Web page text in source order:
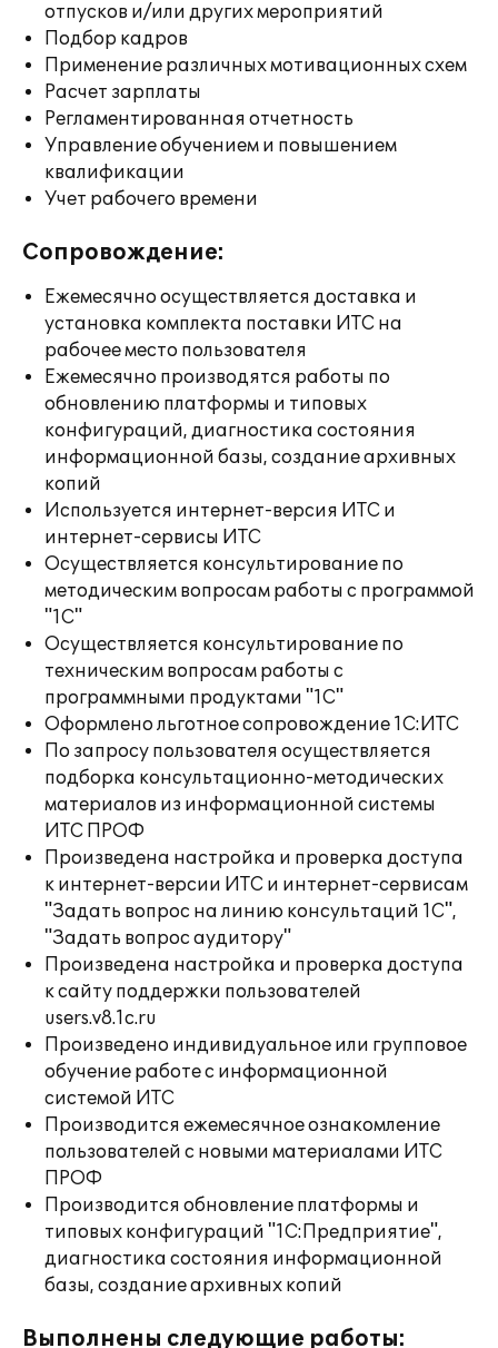
отпусков и/или других мероприятий
Подбор кадров
Применение различных мотивационных схем
Расчет зарплаты
Регламентированная отчетность
Управление обучением и повышением
квалификации
Учет рабочего времени
Сопровождение:
Ежемесячно осуществляется доставка и
установка комплекта поставки ИТС на
рабочее место пользователя
Ежемесячно производятся работы по
обновлению платформы и типовых
конфигураций, диагностика состояния
информационной базы, создание архивных
копий
Используется интернет-версия ИТС и
интернет-сервисы ИТС
Осуществляется консультирование по
методическим вопросам работы с программой
"1С"
Осуществляется консультирование по
техническим вопросам работы с
программными продуктами "1С"
Оформлено льготное сопровождение 1С:ИТС
По запросу пользователя осуществляется
подборка консультационно-методических
материалов из информационной системы
ИТС ПРОФ
Произведена настройка и проверка доступа
к интернет-версии ИТС и интернет-сервисам
"Задать вопрос на линию консультаций 1С",
"Задать вопрос аудитору"
Произведена настройка и проверка доступа
к сайту поддержки пользователей
users.v8.1c.ru
Произведено индивидуальное или групповое
обучение работе с информационной
системой ИТС
Производится ежемесячное ознакомление
пользователей с новыми материалами ИТС
ПРОФ
Производится обновление платформы и
типовых конфигураций "1С:Предприятие",
диагностика состояния информационной
базы, создание архивных копий
Выполнены следующие работы: